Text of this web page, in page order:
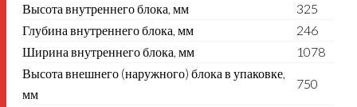
Высота внутреннего блока, мм
325
Глубина внутреннего блока, мм
246
Ширина внутреннего блока, мм
1078
Высота внешнего (наружного) блока в упаковке,
мм
750